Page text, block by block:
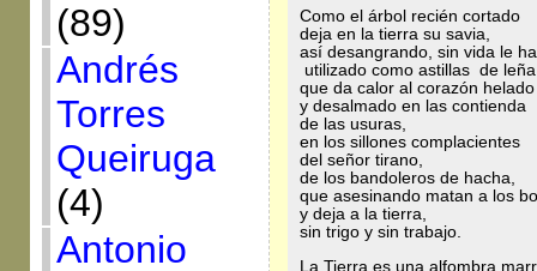
(89)
Andrés
Torres
Queiruga
(4)
Antonio
Como el árbol recién cortado
deja en la tierra su savia,
así desangrando, sin vida le
utilizado como astillas de leña
que da calor al corazón helado
y desalmado en las contienda
de las usuras,
en los sillones complacientes
del señor tirano,
de los bandoleros de hacha,
que asesinando matan a los
y deja a la tierra,
sin trigo y sin trabajo.
La Tierra es una alfombra